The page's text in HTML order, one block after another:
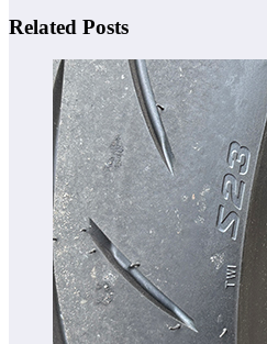
Related Posts